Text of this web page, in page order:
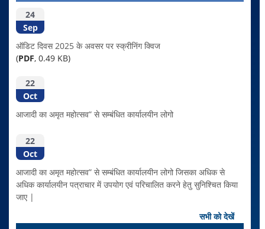
24
Sep
ऑडिट दिवस 2025 के अवसर पर स्क्रीनिंग क्विज
(PDF, 0.49 KB)
22
Oct
आजादी का अमृत महोत्सव” से सम्बंधित कार्यालयीन लोगो
22
Oct
आजादी का अमृत महोत्सव” से सम्बंधित कार्यालयीन लोगो जिसका अधिक से
अधिक कार्यालयीन पत्राचार में उपयोग एवं परिचालित करने हेतु सुनिश्चित किया
जाए |
सभी को देखें